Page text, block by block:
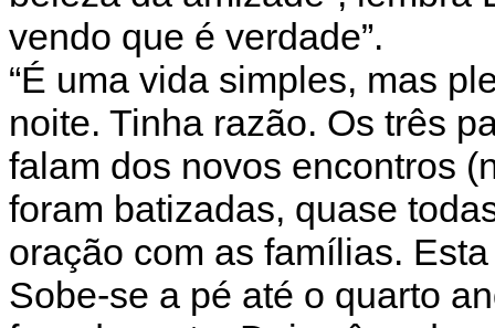
vendo que é verdade”.
“É uma vida simples, mas
noite. Tinha razão. Os três
falam dos novos encontros
foram batizadas, quase
oração com as famílias.
Sobe-se a pé até o quarto